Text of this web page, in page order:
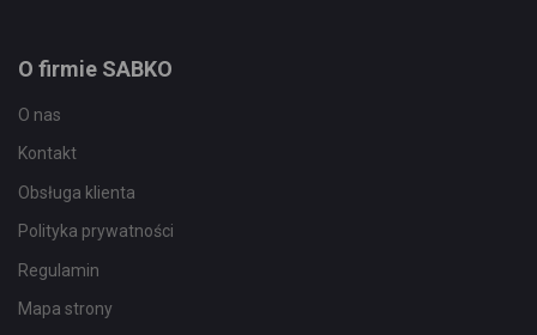
O firmie SABKO
O nas
Kontakt
Obsługa klienta
Polityka prywatności
Regulamin
Mapa strony